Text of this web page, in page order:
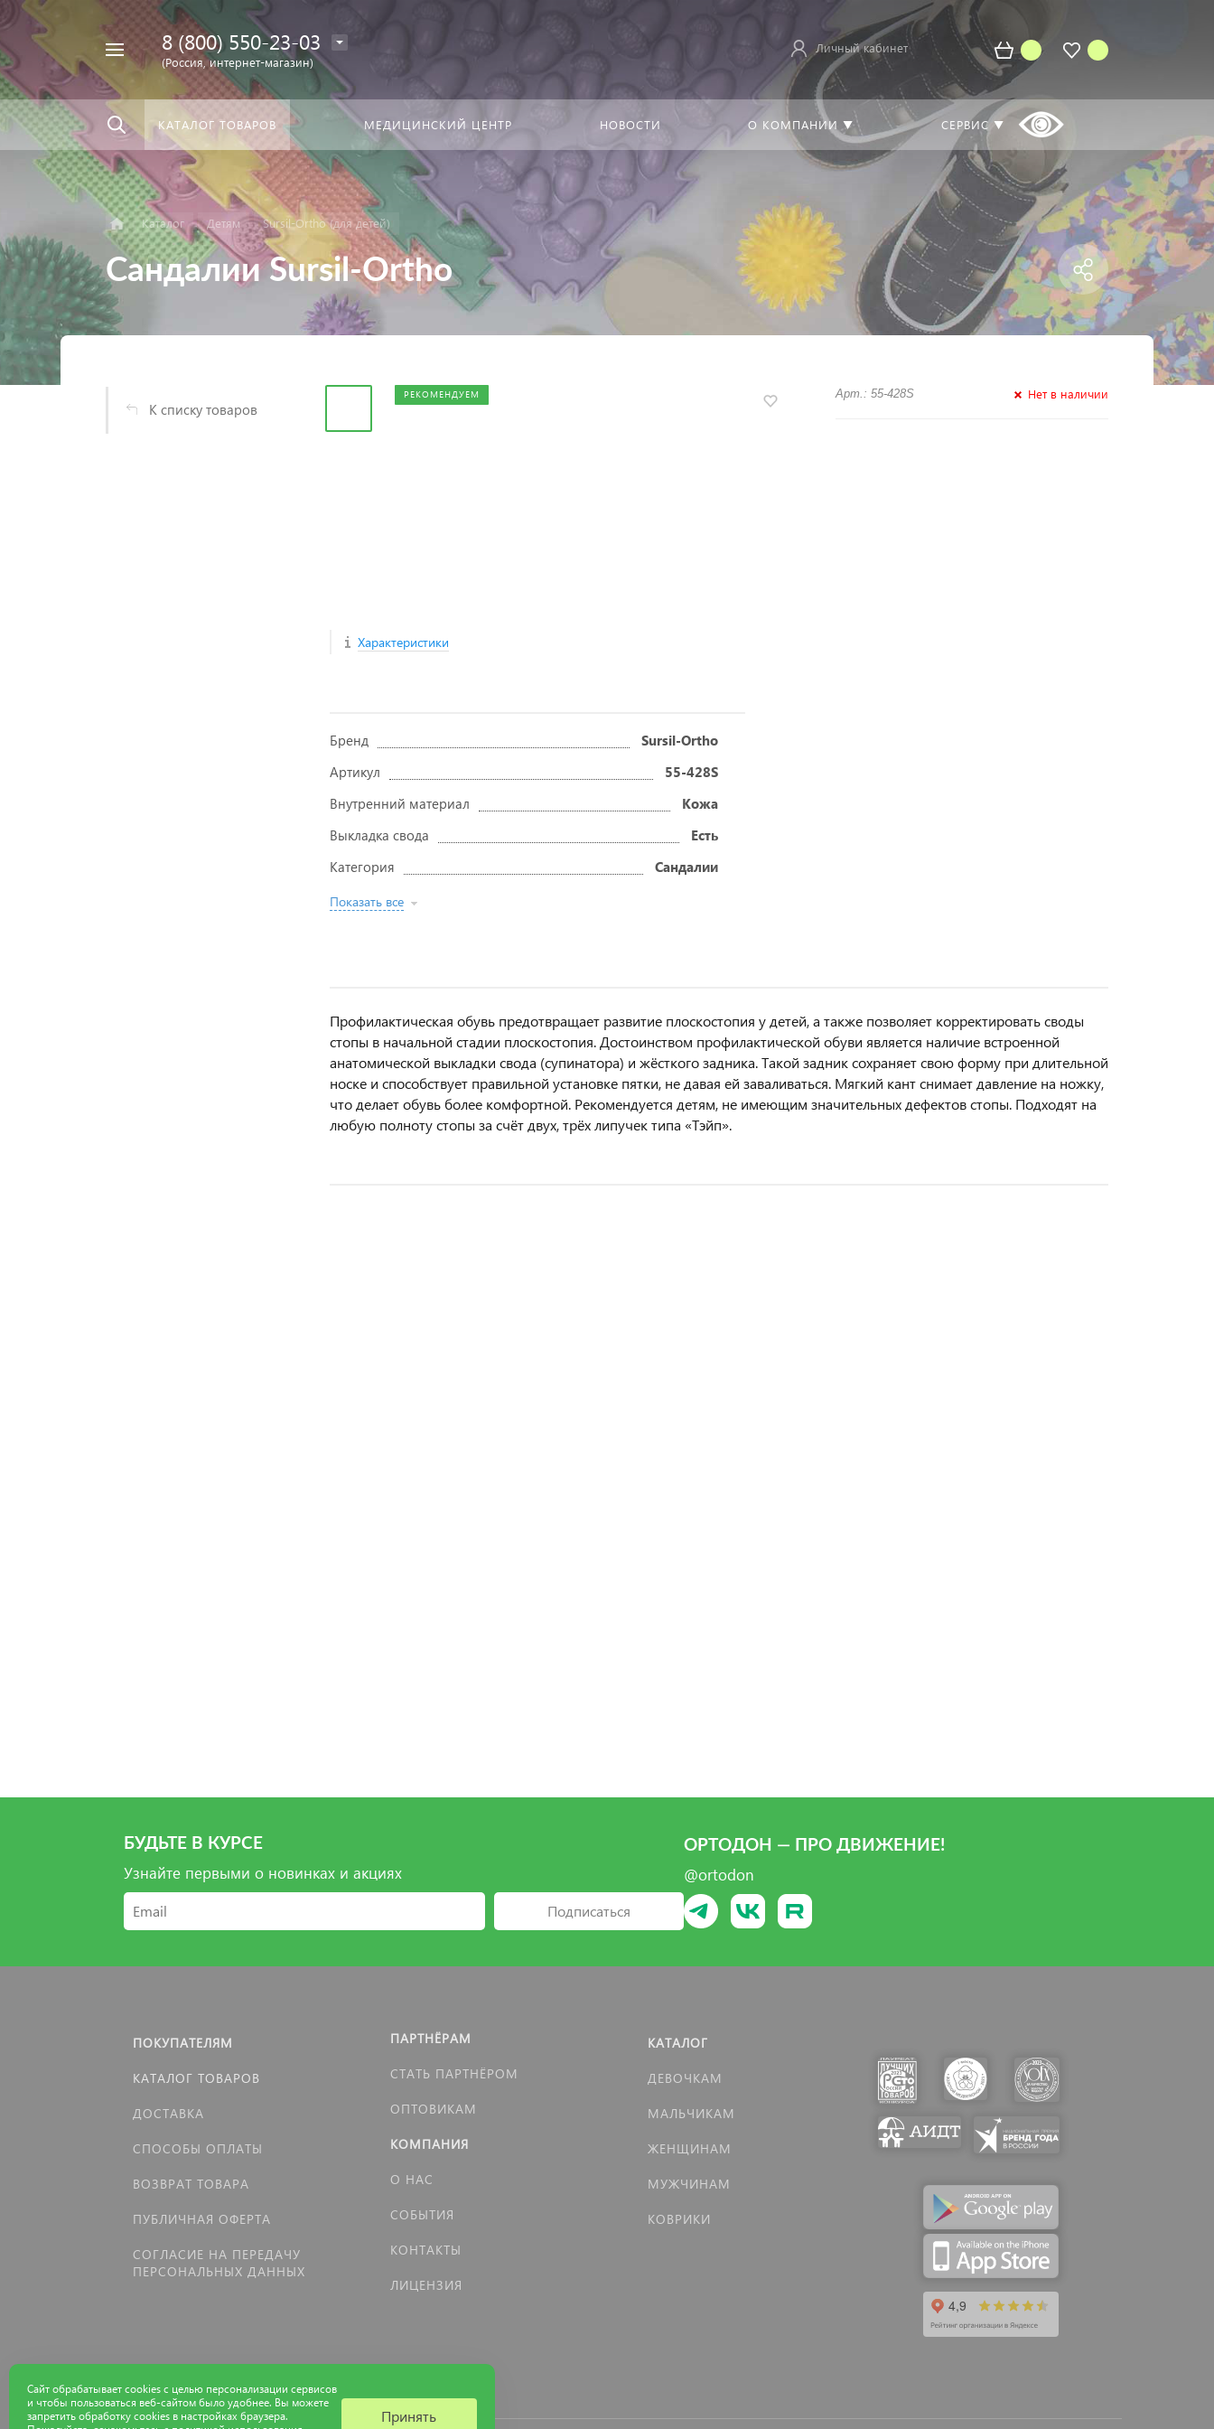
вездеНайти
8 (800) 550-23-03
(Россия, интернет-магазин)
Личный кабинет
КАТАЛОГ ТОВАРОВ МЕДИЦИНСКИЙ ЦЕНТР НОВОСТИ О КОМПАНИИ ▼ СЕРВИС ▼
Каталог Детям Sursil-Ortho (для детей)
Сандалии Sursil-Ortho
К списку товаров
РЕКОМЕНДУЕМ
Характеристики
Арт.: 55-428S Нет в наличии
Бренд
Sursil-Ortho
Артикул
55-428S
Внутренний материал
Кожа
Выкладка свода
Есть
Категория
Сандалии
Показать все
Профилактическая обувь предотвращает развитие плоскостопия у детей, а также позволяет корректировать своды
стопы в начальной стадии плоскостопия. Достоинством профилактической обуви является наличие встроенной
анатомической выкладки свода (супинатора) и жёсткого задника. Такой задник сохраняет свою форму при длительной
носке и способствует правильной установке пятки, не давая ей заваливаться. Мягкий кант снимает давление на ножку,
что делает обувь более комфортной. Рекомендуется детям, не имеющим значительных дефектов стопы. Подходят на
любую полноту стопы за счёт двух, трёх липучек типа «Тэйп».
БУДЬТЕ В КУРСЕ
Узнайте первыми о новинках и акциях
Подписаться
ОРТОДОН — ПРО ДВИЖЕНИЕ!
@ortodon
ПОКУПАТЕЛЯМ
КАТАЛОГ ТОВАРОВ
ДОСТАВКА
СПОСОБЫ ОПЛАТЫ
ВОЗВРАТ ТОВАРА
ПУБЛИЧНАЯ ОФЕРТА
СОГЛАСИЕ НА ПЕРЕДАЧУ
ПЕРСОНАЛЬНЫХ ДАННЫХ
ПАРТНЁРАМ
СТАТЬ ПАРТНЁРОМ
ОПТОВИКАМ
КОМПАНИЯ
О НАС
СОБЫТИЯ
КОНТАКТЫ
ЛИЦЕНЗИЯ
КАТАЛОГ
ДЕВОЧКАМ
МАЛЬЧИКАМ
ЖЕНЩИНАМ
МУЖЧИНАМ
КОВРИКИ
Сайт обрабатывает cookies с целью персонализации сервисов
и чтобы пользоваться веб-сайтом было удобнее. Вы можете
запретить обработку сookies в настройках браузера.
Принять